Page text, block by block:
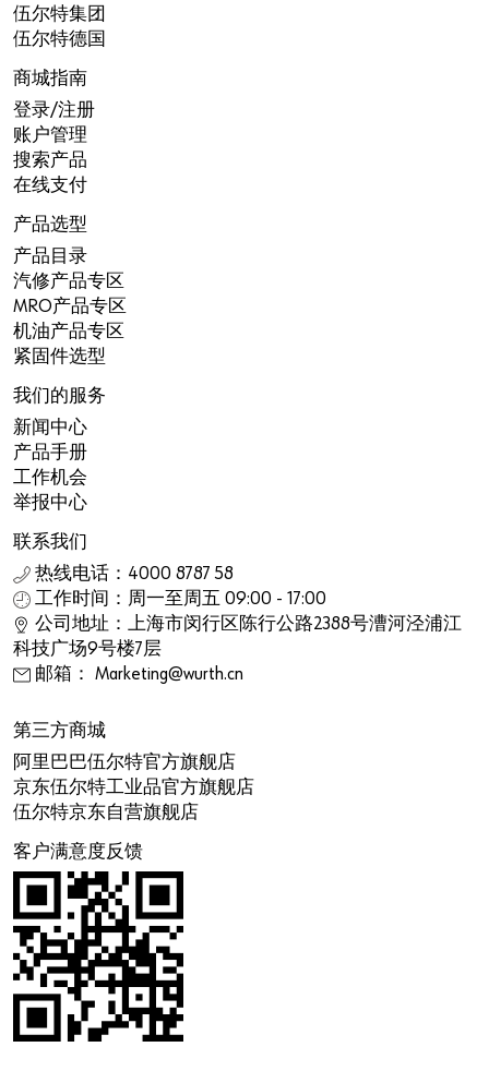
伍尔特集团
伍尔特德国
商城指南
登录/注册
账户管理
搜索产品
在线支付
产品选型
产品目录
汽修产品专区
MRO产品专区
机油产品专区
紧固件选型
我们的服务
新闻中心
产品手册
工作机会
举报中心
联系我们
热线电话：4000 8787 58
工作时间：周一至周五 09:00 - 17:00
公司地址：上海市闵行区陈行公路2388号漕河泾浦江
科技广场9号楼7层
邮箱： Marketing@wurth.cn
第三方商城
阿里巴巴伍尔特官方旗舰店
京东伍尔特工业品官方旗舰店
伍尔特京东自营旗舰店
客户满意度反馈